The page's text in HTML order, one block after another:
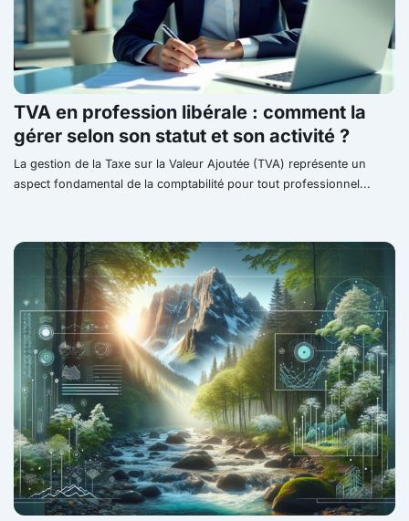
TVA en profession libérale : comment la
gérer selon son statut et son activité ?
La gestion de la Taxe sur la Valeur Ajoutée (TVA) représente un
aspect fondamental de la comptabilité pour tout professionnel...